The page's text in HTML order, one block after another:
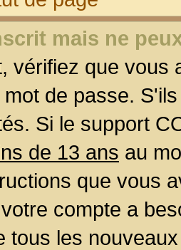
mais ne
vérifiez que
de passe.
Si le support
de 13 ans au
que vous
compte a
tous les